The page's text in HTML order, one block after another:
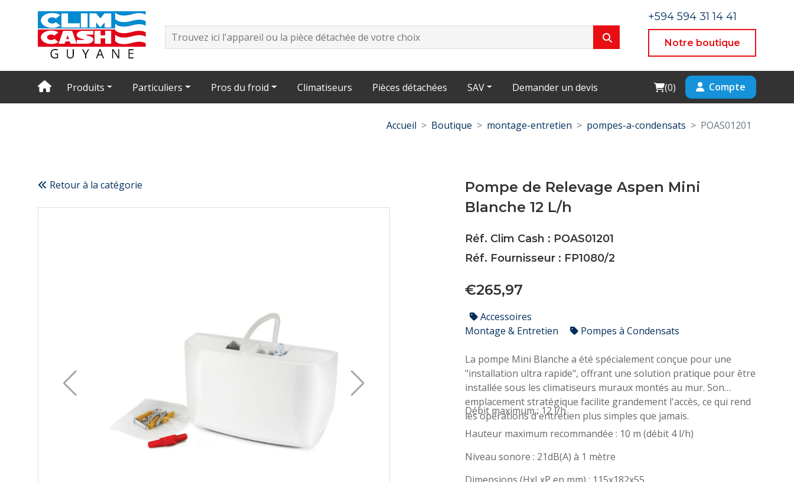
+594 594 31 14 41
Notre boutique
Produits Particuliers Pros du froid Climatiseurs Pièces détachées SAV Demander un devis Cart
(0) Compte
Accueil Boutique montage-entretien pompes-a-condensats POAS01201
Retour à la catégorie
Pompe de Relevage Aspen Mini
Blanche 12 L/h
Réf. Clim Cash : POAS01201
Réf. Fournisseur : FP1080/2
€265,97
Accessoires
Montage & Entretien
Pompes à Condensats
La pompe Mini Blanche a été spécialement conçue pour une
"installation ultra rapide", offrant une solution pratique pour être
installée sous les climatiseurs muraux montés au mur. Son
emplacement stratégique facilite grandement l'accès, ce qui rend
les opérations d'entretien plus simples que jamais.
Débit maximum : 12 l/h
Hauteur maximum recommandée : 10 m (débit 4 l/h)
Niveau sonore : 21dB(A) à 1 mètre